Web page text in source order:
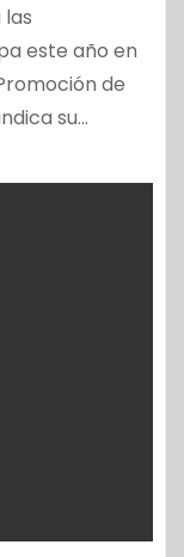
las
este año en
de
su…